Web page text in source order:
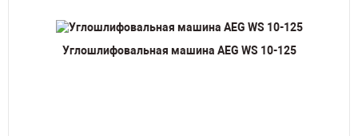
Углошлифовальная машина AEG WS 10-125